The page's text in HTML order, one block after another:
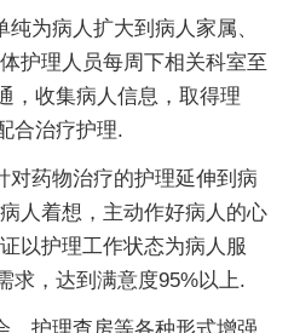
为病人扩大到病人家属、
护理人员每周下相关科室至
，收集病人信息，取得理
合治疗护理.
对药物治疗的护理延伸到病
人着想，主动作好病人的心
以护理工作状态为病人服
求，达到满意度95%以上.